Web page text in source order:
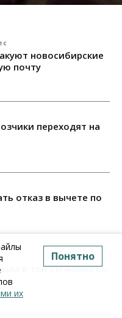
новосибирские
почту
переходят на
отказ в вычете по
в топ регионов по
их
Понятно